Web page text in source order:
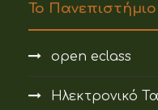
Το Πανεπιστήμιο
open eclass
Ηλεκτρονικό